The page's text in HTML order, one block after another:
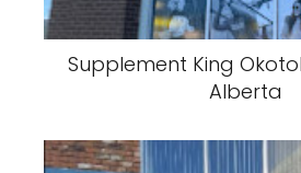
Supplement King
Alberta